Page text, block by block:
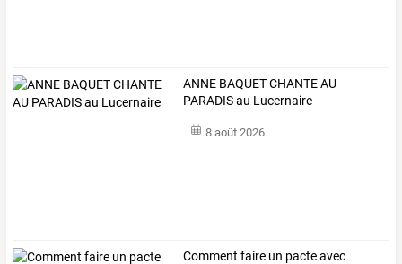
ANNE BAQUET CHANTE AU
PARADIS au Lucernaire
8 août 2026
Comment faire un pacteavec